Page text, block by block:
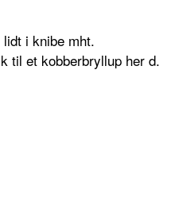
i knibe mht.
til et kobberbryllup her d.